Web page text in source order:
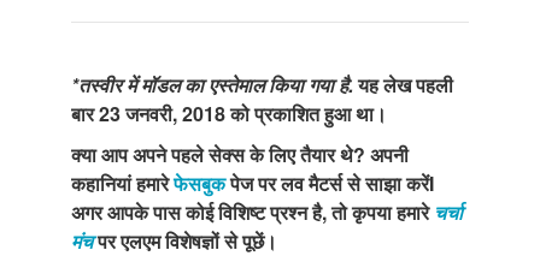
*तस्वीर में मॉडल का एस्तेमाल किया गया है.यह लेख पहली
बार 23 जनवरी, 2018 को प्रकाशित हुआ था।
क्या आप अपने पहले सेक्स के लिए तैयार थे? अपनी
कहानियां हमारेफेसबुकपेज पर लव मैटर्स से साझा करेंI
अगर आपके पास कोई विशिष्ट प्रश्न है, तो कृपया हमारे चर्चा
मंचपर एलएम विशेषज्ञों से पूछें।